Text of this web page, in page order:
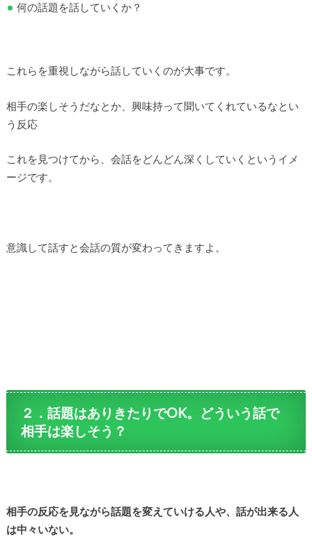
何の話題を話していくか？
これらを重視しながら話していくのが大事です。
相手の楽しそうだなとか、興味持って聞いてくれているなとい
う反応
これを見つけてから、会話をどんどん深くしていくというイメ
ージです。
意識して話すと会話の質が変わってきますよ。
２．話題はありきたりでOK。どういう話で
相手は楽しそう？
相手の反応を見ながら話題を変えていける人や、話が出来る人
は中々いない。